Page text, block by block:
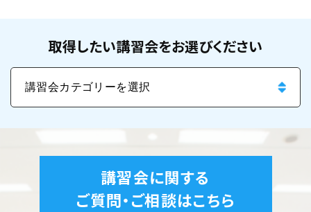
取得したい講習会をお選びください
講習会に関する
ご質問・ご相談はこちら